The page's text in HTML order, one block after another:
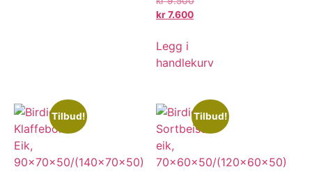
kr7.600
Legg i
handlekurv
Tilbud! Tilbud!